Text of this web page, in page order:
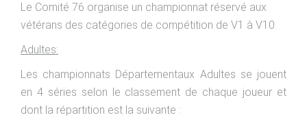
Le Comité 76 organise un championnat réservé aux
vétérans des catégories de compétition de V1 à V10.
Adultes:
Les championnats Départementaux Adultes se jouent
en 4 séries selon le classement de chaque joueur et
dont la répartition est la suivante :